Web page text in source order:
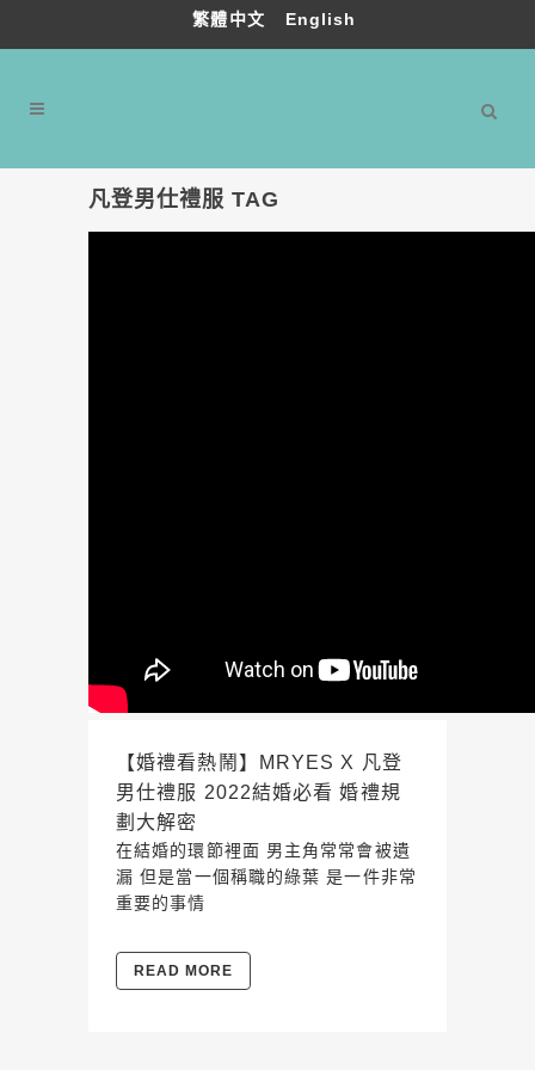
繁體中文 English
凡登男仕禮服 TAG
【婚禮看熱鬧】MRYES X 凡登
男仕禮服 2022結婚必看 婚禮規
劃大解密
在結婚的環節裡面 男主角常常會被遺
漏 但是當一個稱職的綠葉 是一件非常
重要的事情
READ MORE